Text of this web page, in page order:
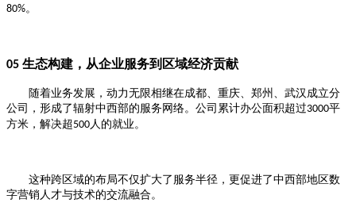
80%。
05 生态构建，从企业服务到区域经济贡献
随着业务发展，动力无限相继在成都、重庆、郑州、武汉成立分
公司，形成了辐射中西部的服务网络。公司累计办公面积超过3000平
方米，解决超500 人的就业。
这种跨区域的布局不仅扩大了服务半径，更促进了中西部地区数
字营销人才与技术的交流融合。